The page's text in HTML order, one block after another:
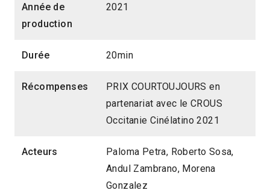
Année de
production
2021
Durée 20min
Récompenses
PRIX COURTOUJOURS en
partenariat avec le CROUS
Occitanie Cinélatino 2021
Acteurs
Paloma Petra, Roberto Sosa,
Andul Zambrano, Morena
Gonzalez